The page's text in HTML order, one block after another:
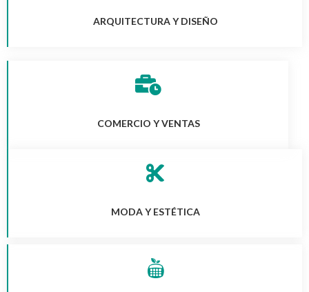
ARQUITECTURA Y DISEÑO
COMERCIO Y VENTAS
MODA Y ESTÉTICA